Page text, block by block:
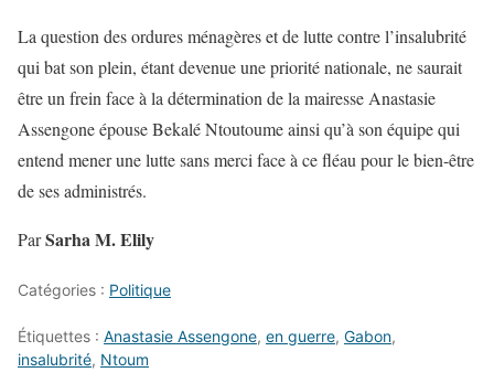
La question des ordures ménagères et de lutte contre l’insalubrité
qui bat son plein, étant devenue une priorité nationale, ne saurait
être un frein face à la détermination de la mairesse Anastasie
Assengone épouse Bekalé Ntoutoume ainsi qu’à son équipe qui
entend mener une lutte sans merci face à ce fléau pour le bien-être
de ses administrés.
ParSarha M. Elily
Catégories : Politique
Étiquettes : Anastasie Assengone, en guerre, Gabon,
insalubrité, Ntoum